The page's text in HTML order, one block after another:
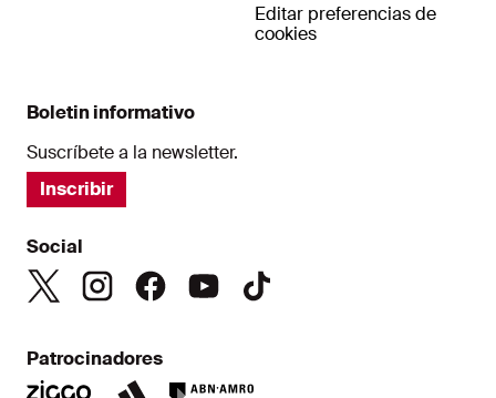
Editar preferencias de
cookies
Boletin informativo
Suscríbete a la newsletter.
Inscribir
Social
Patrocinadores